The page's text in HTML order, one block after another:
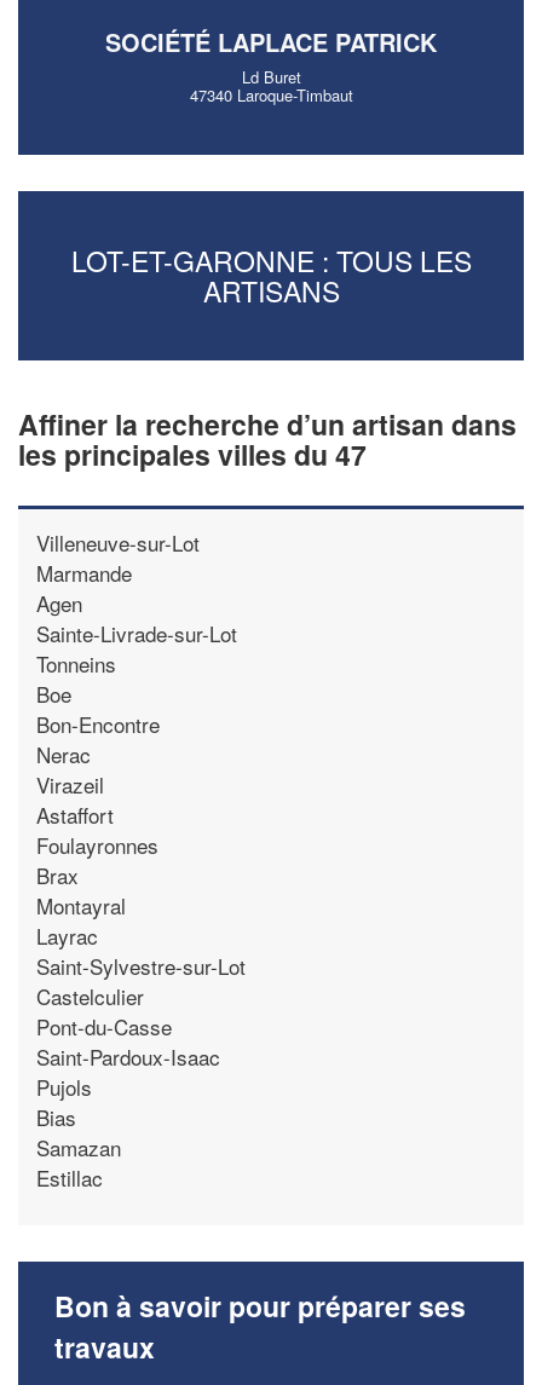
SOCIÉTÉ LAPLACE PATRICK
Ld Buret
47340 Laroque-Timbaut
LOT-ET-GARONNE : TOUS LES
ARTISANS
Affiner la recherche d’un artisan dans
les principales villes du 47
Villeneuve-sur-Lot
Marmande
Agen
Sainte-Livrade-sur-Lot
Tonneins
Boe
Bon-Encontre
Nerac
Virazeil
Astaffort
Foulayronnes
Brax
Montayral
Layrac
Saint-Sylvestre-sur-Lot
Castelculier
Pont-du-Casse
Saint-Pardoux-Isaac
Pujols
Bias
Samazan
Estillac
Bon à savoir pour préparer ses
travaux